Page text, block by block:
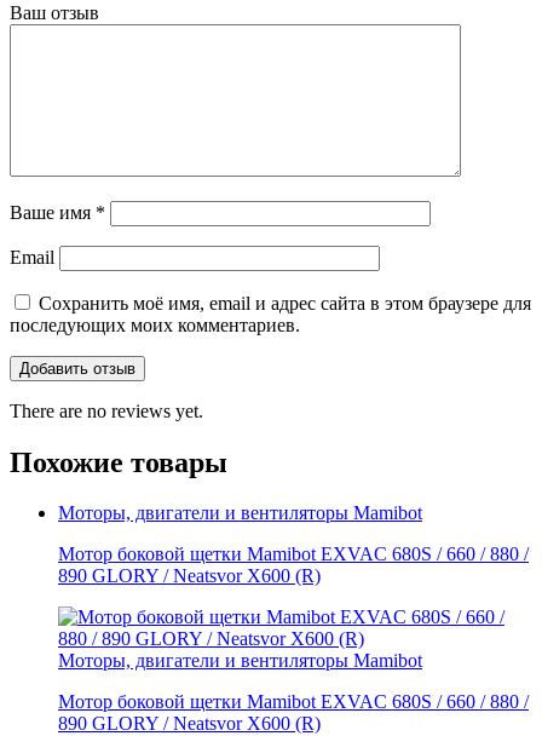
Ваш отзыв
Ваше имя *
Email
Сохранить моё имя, email и адрес сайта в этом браузере для
последующих моих комментариев.
There are no reviews yet.
Похожие товары
Моторы, двигатели и вентиляторы Mamibot
Мотор боковой щетки Mamibot EXVAC 680S / 660 / 880 /
890 GLORY / Neatsvor X600 (R)
Моторы, двигатели и вентиляторы Mamibot
Мотор боковой щетки Mamibot EXVAC 680S / 660 / 880 /
890 GLORY / Neatsvor X600 (R)